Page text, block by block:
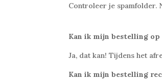
Controleer je spamfolder.
Kan ik mijn bestelling op
Ja, dat kan! Tijdens het
Kan ik mijn bestelling